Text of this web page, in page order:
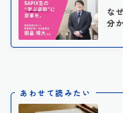
な
分
あわせて読みたい